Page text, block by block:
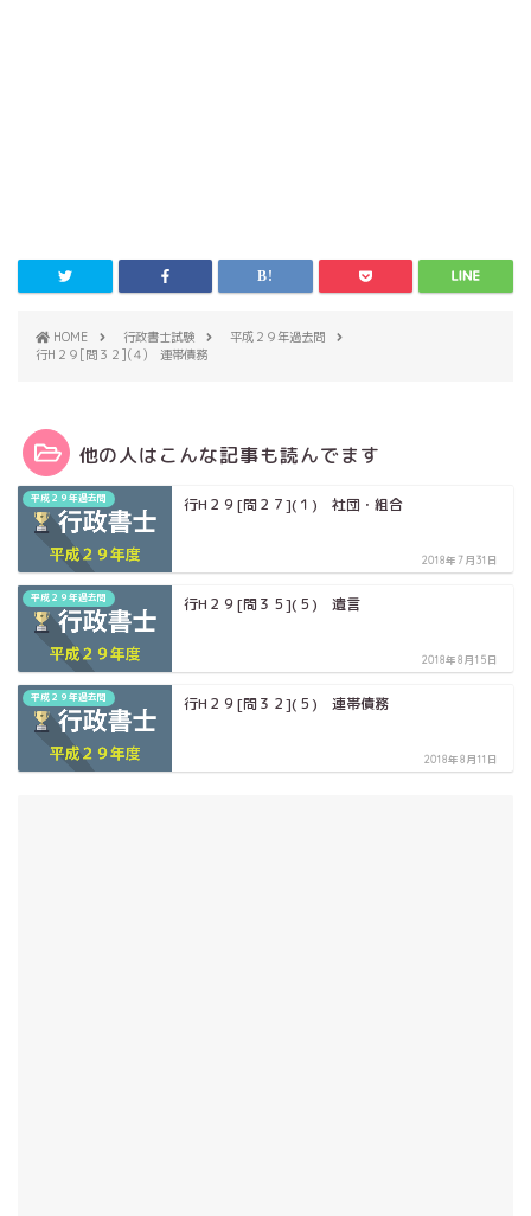
HOME 行政書士試験
平成２９年過去問
行H２９[問３２](４) 連帯債務
他の人はこんな記事も読んでます
平成２９年過去問 行H２９[問２７](１) 社団・組合
2018年7月31日
平成２９年過去問 行H２９[問３５](５) 遺言
2018年8月15日
平成２９年過去問 行H２９[問３２](５) 連帯債務
2018年8月11日